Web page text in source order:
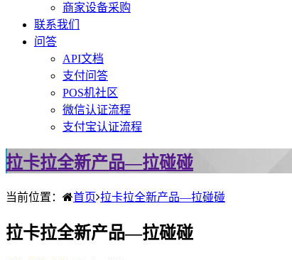
商家设备采购
联系我们
问答
API文档
支付问答
POS机社区
微信认证流程
支付宝认证流程
拉卡拉全新产品—拉碰碰
当前位置： 首页 拉卡拉全新产品—拉碰碰
拉卡拉全新产品—拉碰碰